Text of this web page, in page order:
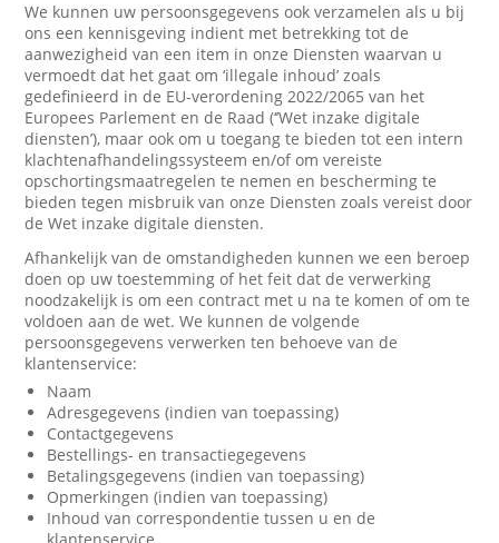
We kunnen uw persoonsgegevens ook verzamelen als u bij
ons een kennisgeving indient met betrekking tot de
aanwezigheid van een item in onze Diensten waarvan u
vermoedt dat het gaat om ‘illegale inhoud’ zoals
gedefinieerd in de EU-verordening 2022/2065 van het
Europees Parlement en de Raad (‘’Wet inzake digitale
diensten’), maar ook om u toegang te bieden tot een intern
klachtenafhandelingssysteem en/of om vereiste
opschortingsmaatregelen te nemen en bescherming te
bieden tegen misbruik van onze Diensten zoals vereist door
de Wet inzake digitale diensten.
Afhankelijk van de omstandigheden kunnen we een beroep
doen op uw toestemming of het feit dat de verwerking
noodzakelijk is om een contract met u na te komen of om te
voldoen aan de wet. We kunnen de volgende
persoonsgegevens verwerken ten behoeve van de
klantenservice:
Naam
Adresgegevens (indien van toepassing)
Contactgegevens
Bestellings- en transactiegegevens
Betalingsgegevens (indien van toepassing)
Opmerkingen (indien van toepassing)
Inhoud van correspondentie tussen u en de